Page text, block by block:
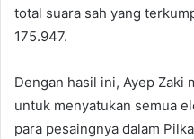
total suara sah yang
175.947.
Dengan hasil ini, Ayep Zaki
untuk menyatukan semua
para pesaingnya dalam